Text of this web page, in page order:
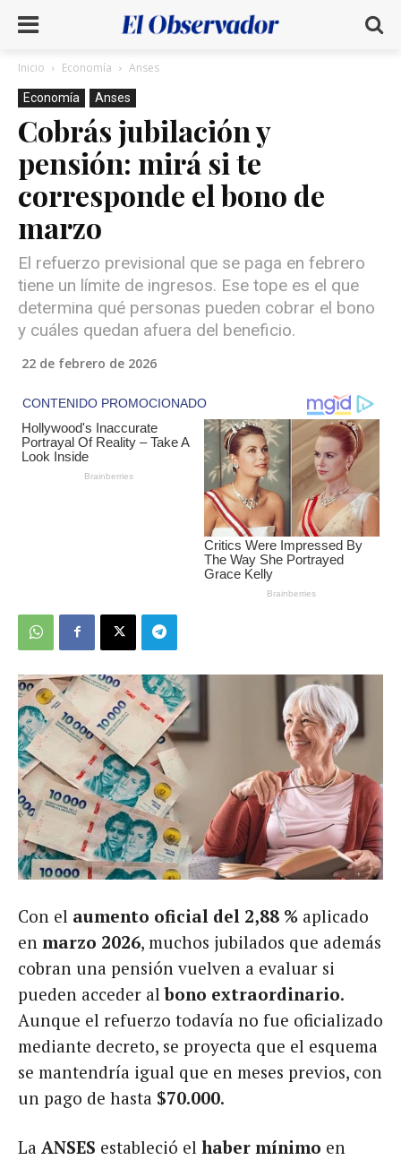
Inicio Economía Anses
Economía Anses
Cobrás jubilación y
pensión: mirá si te
corresponde el bono de
marzo
El refuerzo previsional que se paga en febrero
tiene un límite de ingresos. Ese tope es el que
determina qué personas pueden cobrar el bono
y cuáles quedan afuera del beneficio.
22 de febrero de 2026
Con el aumento oficial del 2,88 % aplicado
en marzo 2026, muchos jubilados que además
cobran una pensión vuelven a evaluar si
pueden acceder albono extraordinario.
Aunque el refuerzo todavía no fue oficializado
mediante decreto, se proyecta que el esquema
se mantendría igual que en meses previos, con
un pago de hasta $70.000.
La ANSES estableció el haber mínimo en